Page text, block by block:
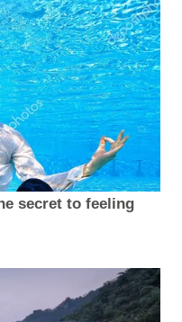
secret to feeling